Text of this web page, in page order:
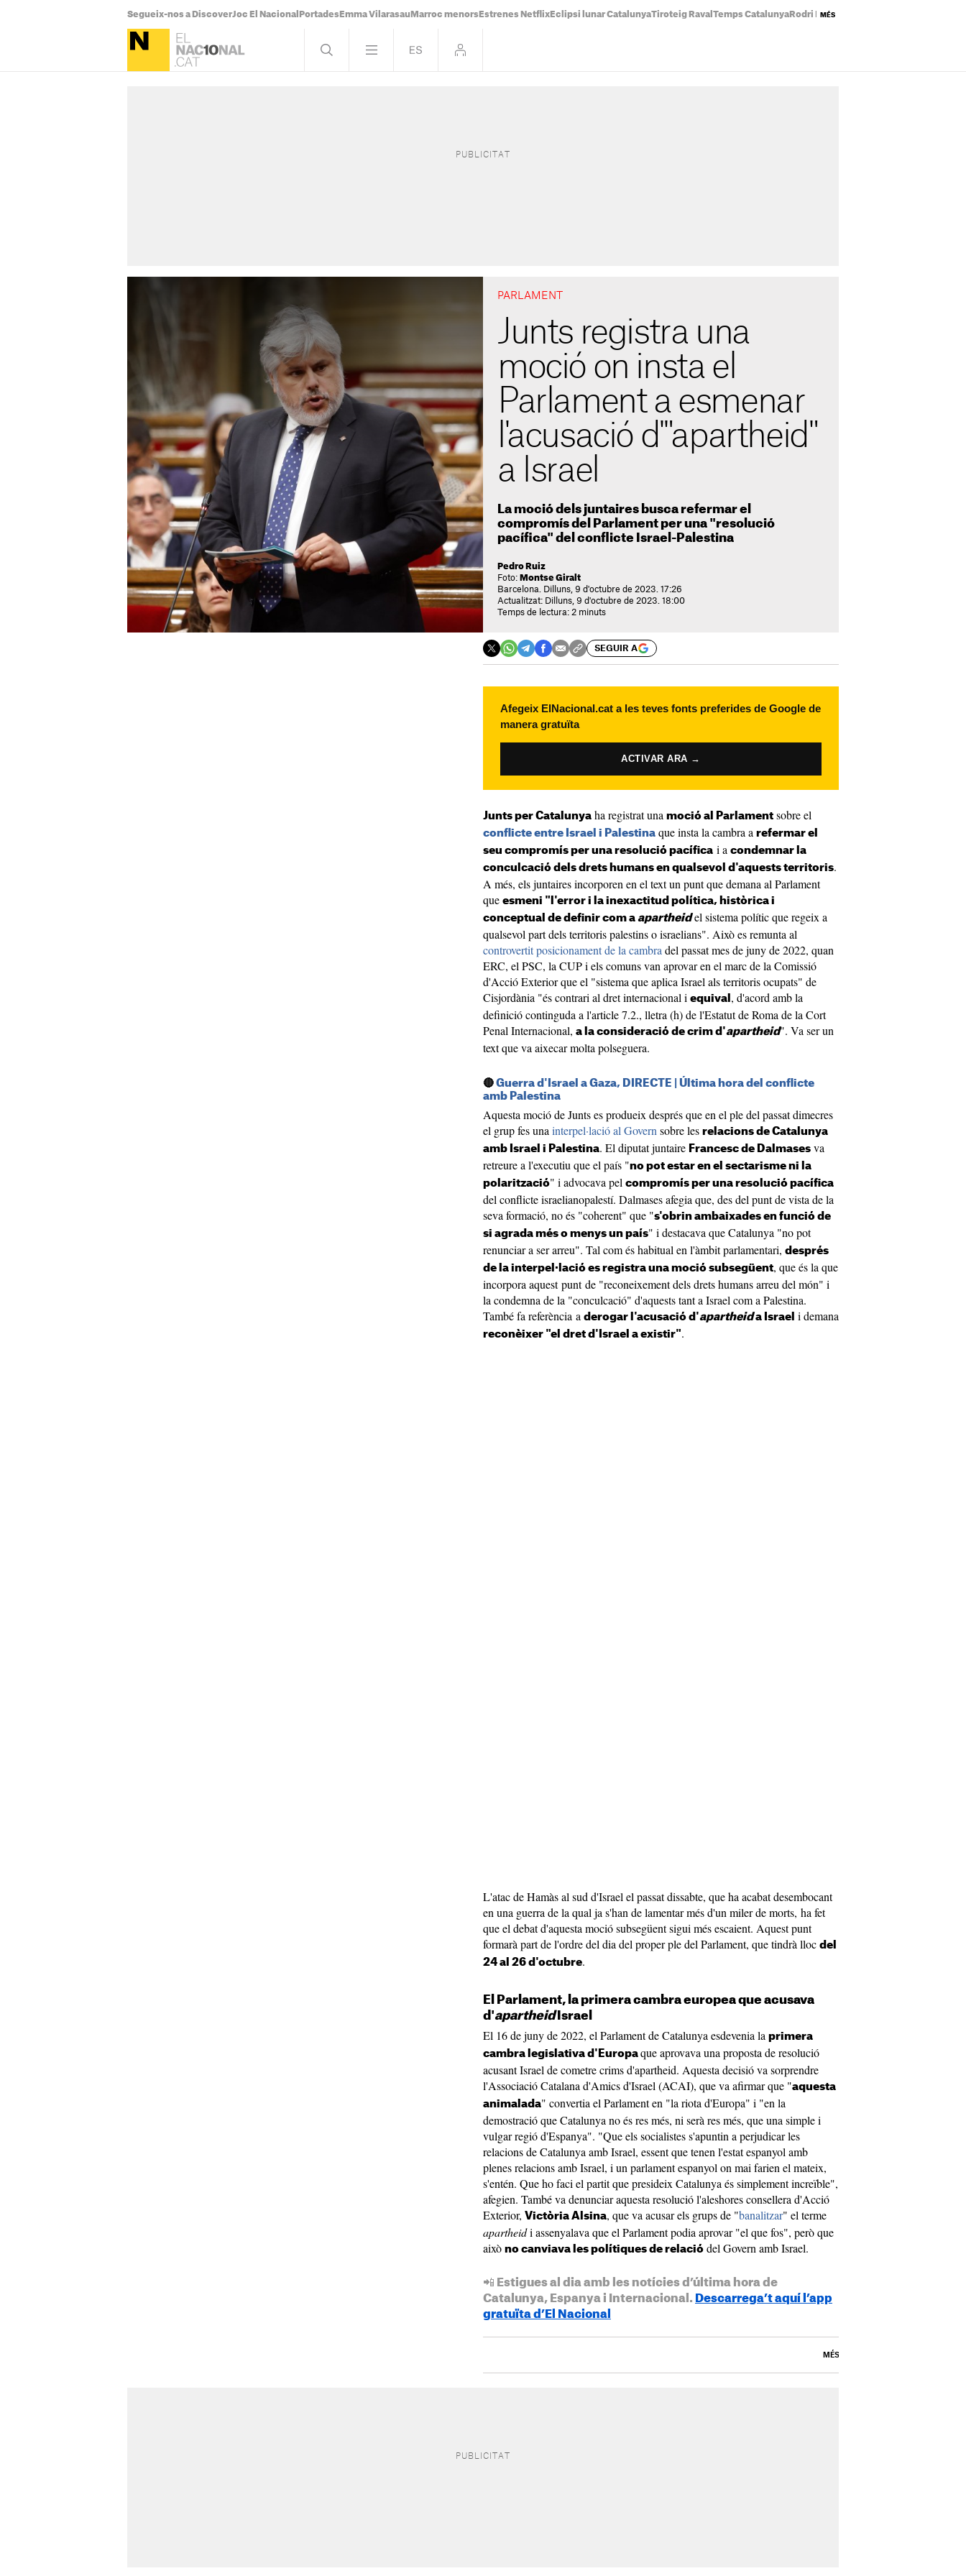
Segueix-nos a DiscoverJoc El Nacional Portades Emma Vilarasau Marroc menors Estrenes Netflix Eclipsi lunar CatalunyaTiroteig Raval Temps Catalunya Rodri Barça
MÉS
PARLAMENT
Junts registra una
moció on insta el
Parlament a esmenar
l'acusació d'"apartheid"
a Israel
La moció dels juntaires busca refermar el
compromís del Parlament per una "resolució
pacífica" del conflicte Israel-Palestina
Pedro Ruiz
Foto: Montse Giralt
Barcelona. Dilluns, 9 d'octubre de 2023. 17:26
Actualitzat: Dilluns, 9 d'octubre de 2023. 18:00
Temps de lectura: 2 minuts
SEGUIR A
Afegeix ElNacional.cat a les teves fonts preferides de Google de
manera gratuïta
ACTIVAR ARA →
Junts per Catalunya ha registrat una moció al Parlament sobre el
conflicte entre Israel i Palestina que insta la cambra a refermar el
seu compromís per una resolució pacífica i a condemnar la
conculcació dels drets humans en qualsevol d'aquests territoris.
A més, els juntaires incorporen en el text un punt que demana al Parlament
que esmeni "l'error i la inexactitud política, històrica i
conceptual de definir com a apartheid el sistema polític que regeix a
qualsevol part dels territoris palestins o israelians". Això es remunta al
controvertit posicionament de la cambra del passat mes de juny de 2022, quan
ERC, el PSC, la CUP i els comuns van aprovar en el marc de la Comissió
d'Acció Exterior que el "sistema que aplica Israel als territoris ocupats" de
Cisjordània "és contrari al dret internacional i equival , d'acord amb la
definició continguda a l'article 7.2., lletra (h) de l'Estatut de Roma de la Cort
Penal Internacional, a la consideració de crim d'apartheid". Va ser un
text que va aixecar molta polseguera.
🔴 Guerra d'Israel a Gaza, DIRECTE | Última hora del conflicte
amb Palestina
Aquesta moció de Junts es produeix després que en el ple del passat dimecres
el grup fes una interpel·lació al Govern sobre les relacions de Catalunya
amb Israel i Palestina. El diputat juntaire Francesc de Dalmases va
retreure a l'executiu que el país "no pot estar en el sectarisme ni la
polarització" i advocava pel compromís per una resolució pacífica
del conflicte israelianopalestí. Dalmases afegia que, des del punt de vista de la
seva formació, no és "coherent" que "s'obrin ambaixades en funció de
si agrada més o menys un país" i destacava que Catalunya "no pot
renunciar a ser arreu". Tal com és habitual en l'àmbit parlamentari, després
de la interpel·lació es registra una moció subsegüent, que és la que
incorpora aquest punt de "reconeixement dels drets humans arreu del món" i
la condemna de la "conculcació" d'aquests tant a Israel com a Palestina.
També fa referència a derogar l'acusació d'apartheida Israel i demana
reconèixer "el dret d'Israel a existir".
L'atac de Hamàs al sud d'Israel el passat dissabte, que ha acabat desembocant
en una guerra de la qual ja s'han de lamentar més d'un miler de morts, ha fet
que el debat d'aquesta moció subsegüent sigui més escaient. Aquest punt
formarà part de l'ordre del dia del proper ple del Parlament, que tindrà lloc del
24 al 26 d'octubre.
El Parlament, la primera cambra europea que acusava
d'apartheidIsrael
El 16 de juny de 2022, el Parlament de Catalunya esdevenia la primera
cambra legislativa d'Europa que aprovava una proposta de resolució
acusant Israel de cometre crims d'apartheid. Aquesta decisió va sorprendre
l'Associació Catalana d'Amics d'Israel (ACAI), que va afirmar que "aquesta
animalada" convertia el Parlament en "la riota d'Europa" i "en la
demostració que Catalunya no és res més, ni serà res més, que una simple i
vulgar regió d'Espanya". "Que els socialistes s'apuntin a perjudicar les
relacions de Catalunya amb Israel, essent que tenen l'estat espanyol amb
plenes relacions amb Israel, i un parlament espanyol on mai farien el mateix,
s'entén. Que ho faci el partit que presideix Catalunya és simplement increïble",
afegien. També va denunciar aquesta resolució l'aleshores consellera d'Acció
Exterior, Victòria Alsina, que va acusar els grups de "banalitzar" el terme
apartheidi assenyalava que el Parlament podia aprovar "el que fos", però que
això no canviava les polítiques de relació del Govern amb Israel.
📲 Estigues al dia amb les notícies d’última hora de
Catalunya, Espanya i Internacional. Descarrega’t aquí l’app
gratuïta d’El Nacional
MÉS